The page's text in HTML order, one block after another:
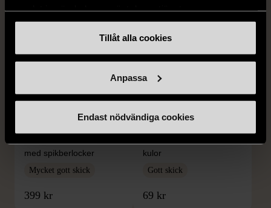
Tillåt alla cookies
Anpassa
Endast nödvändiga cookies
med spikberlocker
Mycket gott skick
399 kr
OKÄNT MÄRKE
kulor
Gott skick
69 kr